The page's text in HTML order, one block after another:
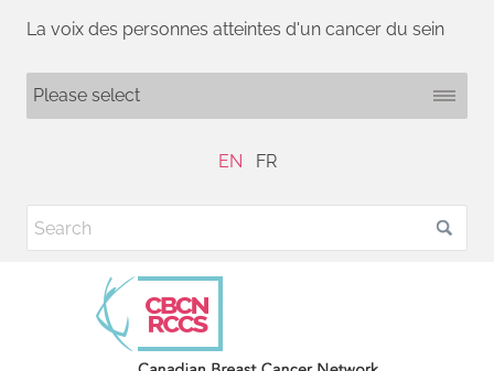
La voix des personnes atteintes d'un cancer du sein
EN FR